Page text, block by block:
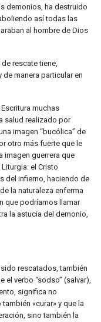
demonios, ha destruido
así todas las
al hombre de Dios
rescate tiene,
de manera particular en
muchas
salud realizado por
imagen “bucólica” de
otro más fuerte que le
imagen guerrera que
el Cristo
del infierno, haciendo de
la naturaleza enferma
que podríamos llamar
la astucia del demonio,
rescatados, también
el verbo “sodso” (salvar),
significa no
«curar» y que la
sino también la